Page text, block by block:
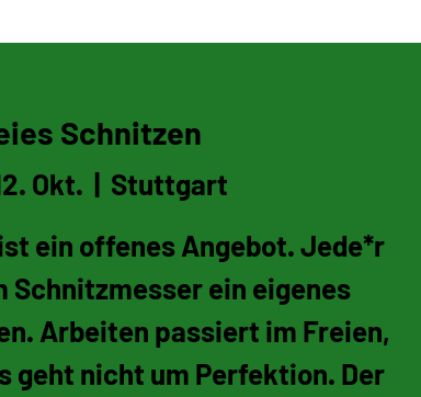
Schnitzen
Okt.
  |
Stuttgart
ein offenes Angebot. Jede*r
Schnitzmesser ein eigenes
Arbeiten passiert im Freien,
geht nicht um Perfektion. Der